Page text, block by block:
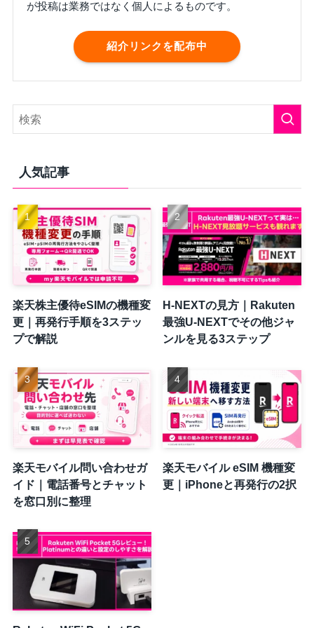
が投稿は業務ではなく個人によるものです。
紹介リンクを配布中
人気記事
楽天株主優待eSIMの機種変
更｜再発行手順を3ステッ
プで解説
H-NEXTの見方｜Rakuten
最強U-NEXTでその他ジャ
ンルを見る3ステップ
楽天モバイル問い合わせガ
イド｜電話番号とチャット
を窓口別に整理
楽天モバイル eSIM 機種変
更｜iPhoneと再発行の2択